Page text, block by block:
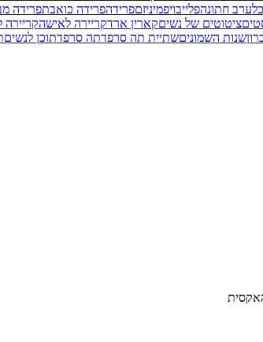
ערב חתונהפלייבויפמיניזםפרידהפרידה כואבתפרידה
ציטוטים של נשיםקארין ארדקריירה לאישהקריירה
שנות השמוניםשתיית תה סרפדתה סרפדתוכן לנשים